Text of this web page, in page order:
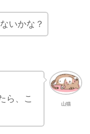
いかな？
山猫
ら、こ